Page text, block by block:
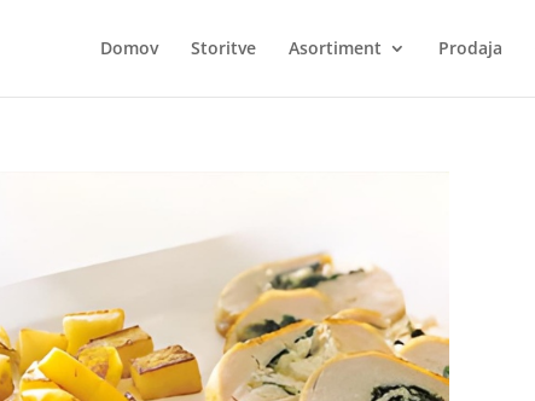
Domov Storitve Asortiment Prodaja